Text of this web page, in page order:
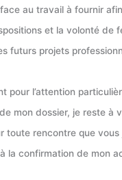
au travail à fournir
et la volonté de
futurs projets
pour l’attention
mon dossier, je reste à
toute rencontre que vous
la confirmation de mon